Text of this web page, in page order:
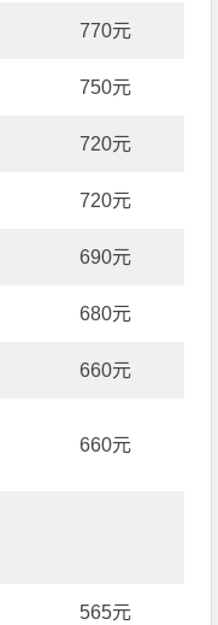
770元
750元
720元
720元
690元
680元
660元
660元
565元